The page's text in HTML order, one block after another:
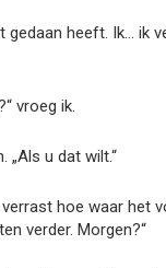
gedaan heeft. Ik… ik
vroeg ik.
„Als u dat wilt.“
verrast hoe waar het
verder. Morgen?“